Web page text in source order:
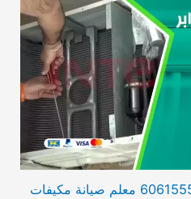
فني تصليح تكييف الصوابر 60615556 معلم صيانة مكيفات